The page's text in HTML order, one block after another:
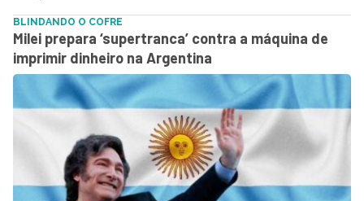
BLINDANDO O COFRE
Milei prepara ‘supertranca’ contra a máquina de
imprimir dinheiro na Argentina